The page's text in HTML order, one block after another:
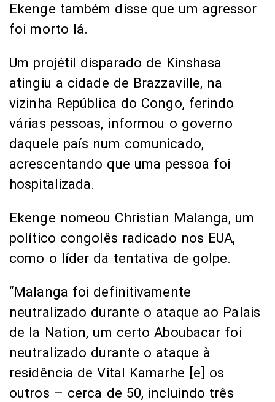
Ekenge também disse que um agressor
foi morto lá.
Um projétil disparado de Kinshasa
atingiu a cidade de Brazzaville, na
vizinha República do Congo, ferindo
várias pessoas, informou o governo
daquele país num comunicado,
acrescentando que uma pessoa foi
hospitalizada.
Ekenge nomeou Christian Malanga, um
político congolês radicado nos EUA,
como o líder da tentativa de golpe.
“Malanga foi definitivamente
neutralizado durante o ataque ao Palais
de la Nation, um certo Aboubacar foi
neutralizado durante o ataque à
residência de Vital Kamarhe [e] os
outros – cerca de 50, incluindo três